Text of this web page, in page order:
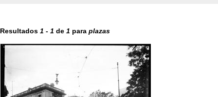
Resultados 1 - 1 de 1 para plazas